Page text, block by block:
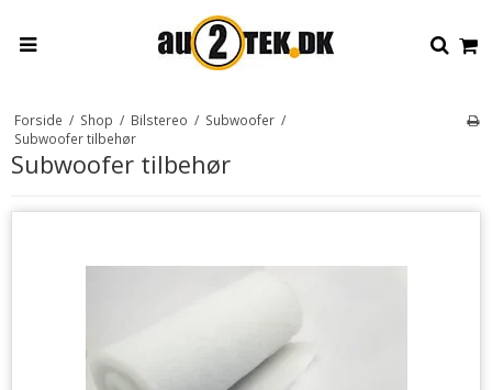
Forside / Shop / Bilstereo / Subwoofer /
Subwoofer tilbehør
Subwoofer tilbehør